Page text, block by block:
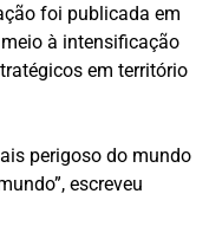
foi publicada em
à intensificação
em território
perigoso do mundo
escreveu